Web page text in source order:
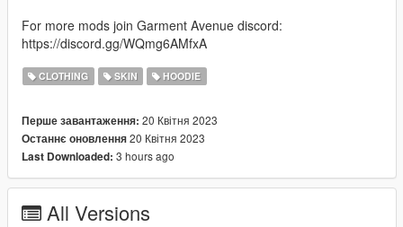
For more mods join Garment Avenue discord:
https://discord.gg/WQmg6AMfxA
CLOTHING SKIN HOODIE
Перше завантаження: 20 Квітня 2023
Останнє оновлення20 Квітня 2023
Last Downloaded: 3 hours ago
All Versions